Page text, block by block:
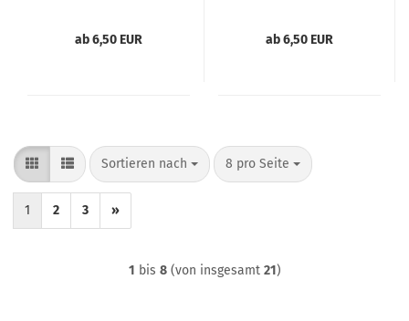
ab 6,50 EUR ab 6,50 EUR
Sortieren nach
Sortieren nach 8 pro Seite
pro Seite
1 2 3 »
1 bis 8(von insgesamt 21)